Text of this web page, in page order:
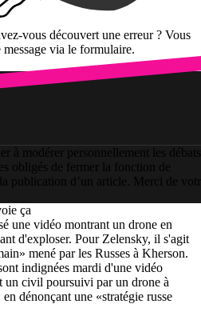
vous découvert une erreur ? Vous
via le formulaire.
à modérer personnellement les débats
obligés de fermer la fonction de
publication d’un article. Merci de
ça
une vidéo montrant un drone en
d'exploser. Pour Zelensky, il s'agit
mené par les Russes à Kherson.
indignées mardi d'une vidéo
un civil poursuivi par un drone à
dénonçant une «stratégie russe